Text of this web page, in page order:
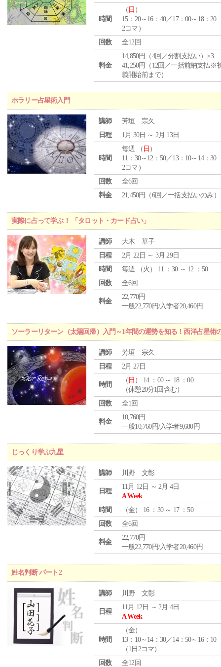
時間
（ 日 ）
15：20～16：40／17：00～18：20
2コマ）
回数
全12回
料金
14,850円（4回／分割支払い）×3
41,250円（12回／一括前納支払※
義開始前まで）
ホラリー占星術入門
講師
芳垣 宗久
日程
1月 30日 ～ 2月 13日
時間
毎週 （ 日 ）
11：30～12：50／13：10～14：30
2コマ）
回数
全6回
料金
21,450円（6回／一括支払いのみ）
実際に占って学ぶ！ 「タロット・カード占い」
講師
大木 華子
日程
2月 22日 ～ 3月 29日
時間
毎週 （火 ） 11 ：30 ～ 12 ：50
回数
全6回
料金
22,770円
一般22,770円/入学者20,460円
ソーラーリターン（太陽回帰）入門～1年間の運勢を知る！西洋占星術
講師
芳垣 宗久
日程
2月 27日
時間
（ 日 ） 14 ：00 ～ 18 ：00
（休憩20分1回含む）
回数
全1回
料金
10,760円
一般10,760円/入学者9,680円
じっくり学ぶ九星
講師 川野 文彰
日程
11月 12日 ～ 2月 4日
A Week
時間
（金） 16 ：30 ～ 17 ：50
回数
全6回
料金
22,770円
一般22,770円/入学者20,460円
姓名判断 パート2
講師 川野 文彰
日程
11月 12日 ～ 2月 4日
A Week
時間
（金）
13：10～14：30／14：50～16：10
（1日2コマ）
回数
全12回